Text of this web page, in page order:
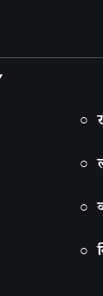
○
○
○
○